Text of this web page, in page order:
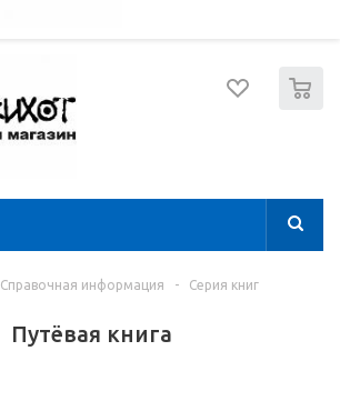
Справочная информация - Серия книг
Путёвая книга